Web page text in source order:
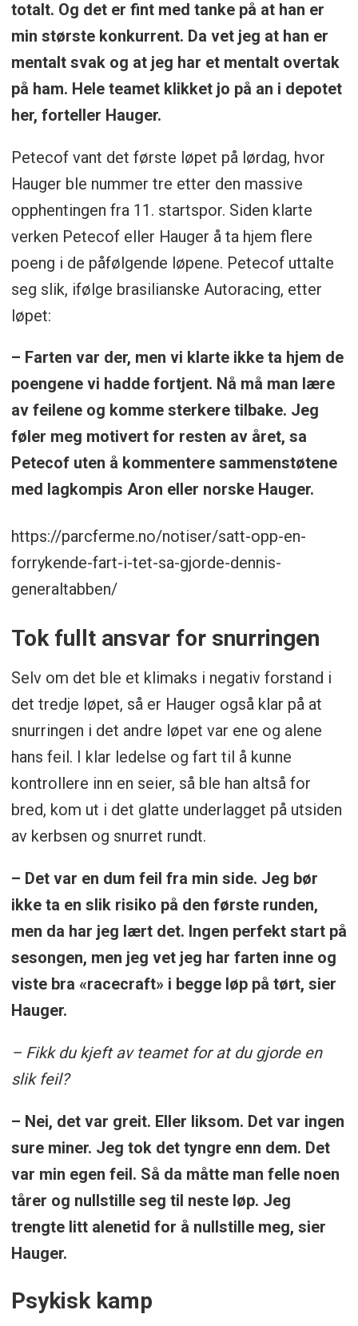
totalt. Og det er fint med tanke på at han er
min største konkurrent. Da vet jeg at han er
mentalt svak og at jeg har et mentalt overtak
på ham. Hele teamet klikket jo på an i depotet
her, forteller Hauger.
Petecof vant det første løpet på lørdag, hvor
Hauger ble nummer tre etter den massive
opphentingen fra 11. startspor. Siden klarte
verken Petecof eller Hauger å ta hjem flere
poeng i de påfølgende løpene. Petecof uttalte
seg slik, ifølge brasilianske Autoracing, etter
løpet:
– Farten var der, men vi klarte ikke ta hjem de
poengene vi hadde fortjent. Nå må man lære
av feilene og komme sterkere tilbake. Jeg
føler meg motivert for resten av året, sa
Petecof uten å kommentere sammenstøtene
med lagkompis Aron eller norske Hauger.
https://parcferme.no/notiser/satt-opp-en-
forrykende-fart-i-tet-sa-gjorde-dennis-
generaltabben/
Tok fullt ansvar for snurringen
Selv om det ble et klimaks i negativ forstand i
det tredje løpet, så er Hauger også klar på at
snurringen i det andre løpet var ene og alene
hans feil. I klar ledelse og fart til å kunne
kontrollere inn en seier, så ble han altså for
bred, kom ut i det glatte underlagget på utsiden
av kerbsen og snurret rundt.
– Det var en dum feil fra min side. Jeg bør
ikke ta en slik risiko på den første runden,
men da har jeg lært det. Ingen perfekt start på
sesongen, men jeg vet jeg har farten inne og
viste bra «racecraft» i begge løp på tørt, sier
Hauger.
– Fikk du kjeft av teamet for at du gjorde en
slik feil?
– Nei, det var greit. Eller liksom. Det var ingen
sure miner. Jeg tok det tyngre enn dem. Det
var min egen feil. Så da måtte man felle noen
tårer og nullstille seg til neste løp. Jeg
trengte litt alenetid for å nullstille meg, sier
Hauger.
Psykisk kamp